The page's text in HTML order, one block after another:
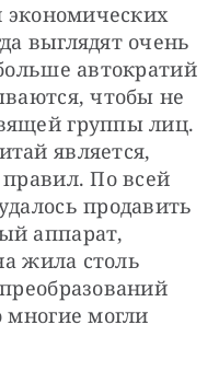
экономических
выглядят очень
автократий
чтобы не
группы лиц.
является,
По всей
продавить
аппарат,
жила столь
могли